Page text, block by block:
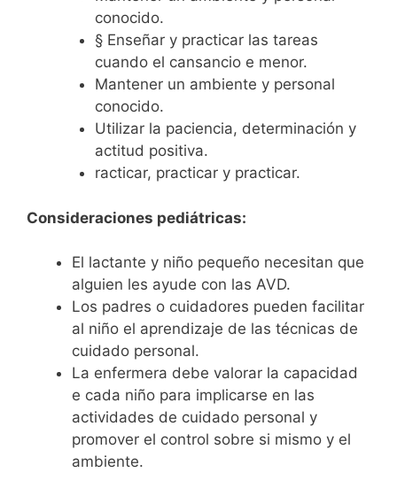
conocido.
§ Enseñar y practicar las tareas
cuando el cansancio e menor.
Mantener un ambiente y personal
conocido.
Utilizar la paciencia, determinación y
actitud positiva.
racticar, practicar y practicar.
Consideraciones pediátricas:
El lactante y niño pequeño necesitan que
alguien les ayude con las AVD.
Los padres o cuidadores pueden facilitar
al niño el aprendizaje de las técnicas de
cuidado personal.
La enfermera debe valorar la capacidad
e cada niño para implicarse en las
actividades de cuidado personal y
promover el control sobre si mismo y el
ambiente.